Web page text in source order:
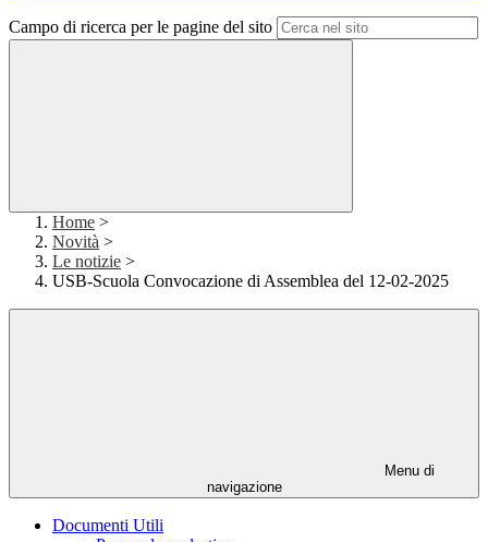
Campo di ricerca per le pagine del sito
Home >
Novità >
Le notizie >
USB-Scuola Convocazione di Assemblea del 12-02-2025
Menu di
navigazione
Documenti Utili